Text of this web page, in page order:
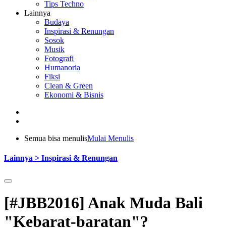
Tips Techno
Lainnya
Budaya
Inspirasi & Renungan
Sosok
Musik
Fotografi
Humanoria
Fiksi
Clean & Green
Ekonomi & Bisnis
Semua bisa menulisMulai Menulis
Lainnya > Inspirasi & Renungan
[#JBB2016] Anak Muda Bali
"Kebarat-baratan"?